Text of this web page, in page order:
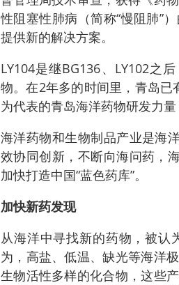
性阻塞性肺病（简称“慢阻肺”
提供新的解决方案。
LY104是继BG136、LY102之
物。在2年多的时间里，青岛
为代表的青岛海洋药物研发力
海洋药物和生物制品产业是海
效协同创新，不断向海问药，
加快打造中国“蓝色药库”。
加快新药发现
从海洋中寻找新的药物，被认
为，高盐、低温、缺光等海洋
生物活性多样的化合物，这些